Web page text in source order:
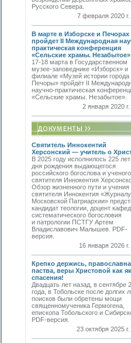
Русского Севера.
7 февраля 2020
В марте в Изборске и Печорах
пройдет II Международная
практическая конференция
«Сельские храмы. Незабытое»
17-18 марта в Государственном
музее-заповеднике «Изборск» и
филиале «Музей истории города
Печоры» пройдёт II
научно-практическая
«Сельские храмы. Незабытое».
2 января 2020
Святитель Иннокентий
Херсонский — учитель о
В 2025 году исполнилось 225
дня рождения выдающегося
российского богослова и ученого
святителя Иннокентия
Обзор жизненного пути и учения
святителя Иннокентия «Журналу
Московской Патриархии»
кандидат теологии, доцент
систематического богословия
и патрологии ПСТГУ Артем
Владиславович Малышев. PDF-
версия.
16 января 2026
Крепко держись,
паства, веры Христовой как
спасения!
Двадцать лет назад, в сентябре
года, в Тобольске после долгих
поисков были обретены мощи
священномученика Гермогена,
епископа Тобольского и
PDF-версия.
23 октября 2025